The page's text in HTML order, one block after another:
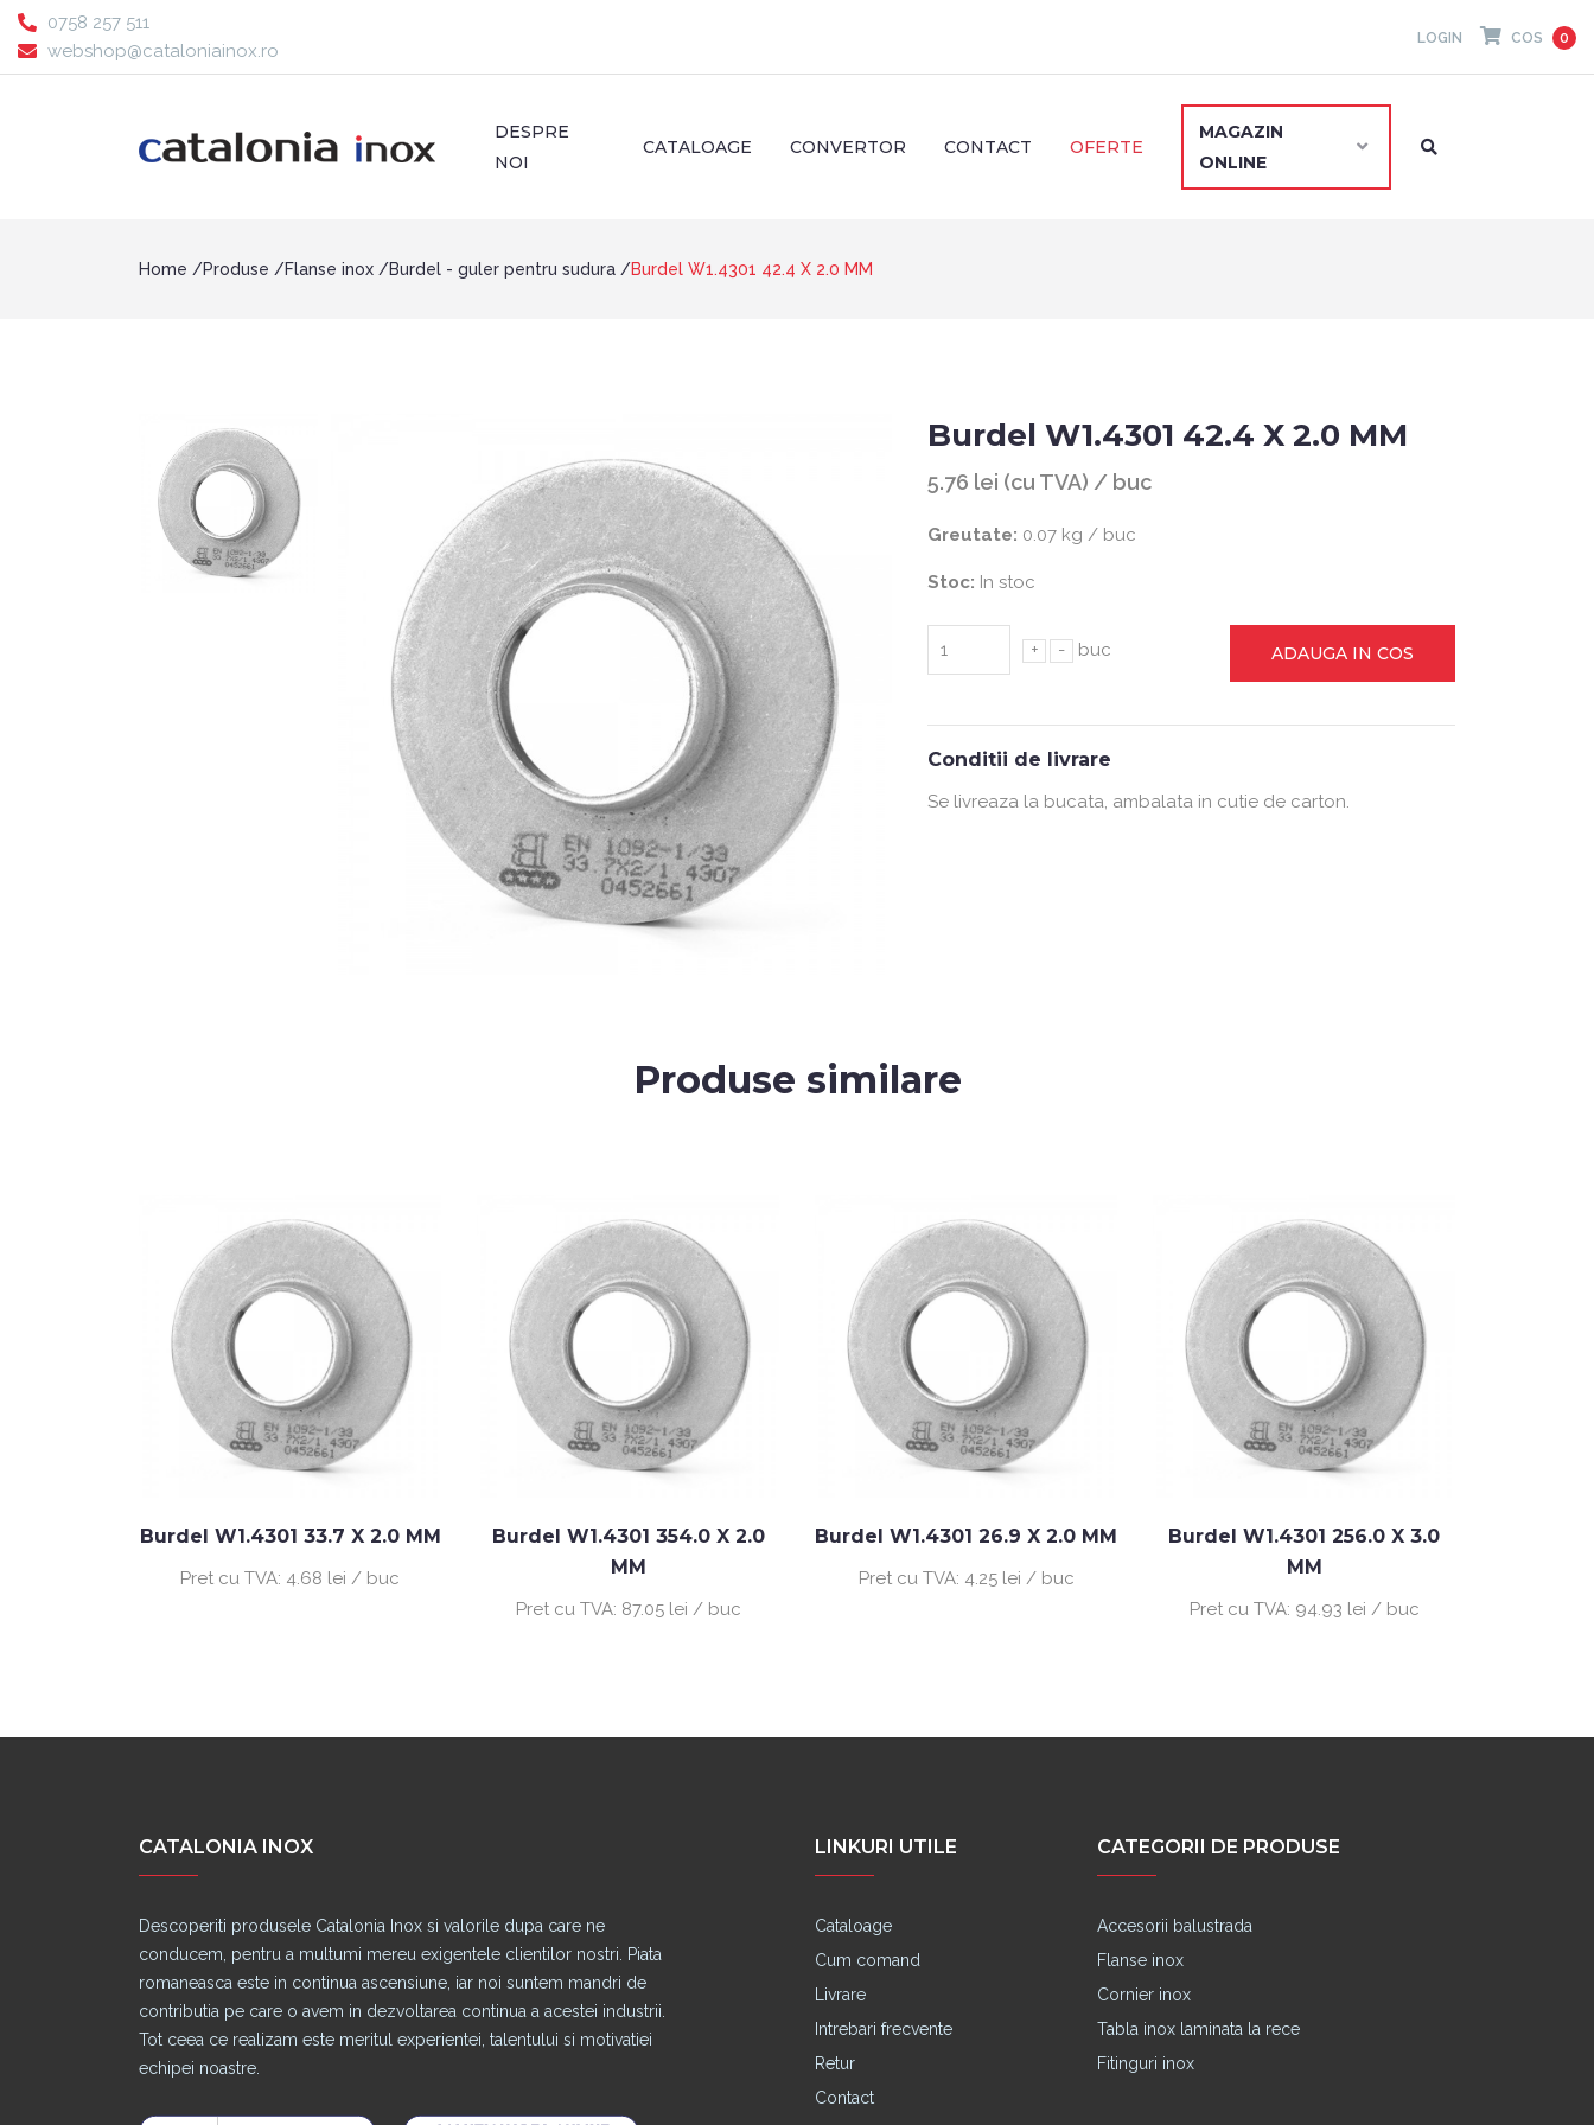
0758 257 511
webshop@cataloniainox.ro
LOGIN COS 0
DESPRE
NOI
CATALOAGE CONVERTOR CONTACT OFERTE
MAGAZIN
ONLINE
Home Produse Flanse inox Burdel - guler pentru sudura Burdel W1.4301 42.4 X 2.0 MM
Burdel W1.4301 42.4 X 2.0 MM
5.76 lei (cu TVA) / buc
Greutate: 0.07 kg / buc
Stoc: In stoc
+ - buc ADAUGA IN COS
Conditii de livrare
Se livreaza la bucata, ambalata in cutie de carton.
Produse similare
Burdel W1.4301 33.7 X 2.0 MM
Pret cu TVA: 4.68 lei / buc
Burdel W1.4301 354.0 X 2.0
MM
Pret cu TVA: 87.05 lei / buc
Burdel W1.4301 26.9 X 2.0 MM
Pret cu TVA: 4.25 lei / buc
Burdel W1.4301 256.0 X 3.0
MM
Pret cu TVA: 94.93 lei / buc
CATALONIA INOX
Descoperiti produsele Catalonia Inox si valorile dupa care ne
conducem, pentru a multumi mereu exigentele clientilor nostri. Piata
romaneasca este in continua ascensiune, iar noi suntem mandri de
contributia pe care o avem in dezvoltarea continua a acestei industrii.
Tot ceea ce realizam este meritul experientei, talentului si motivatiei
echipei noastre.
LINKURI UTILE
Cataloage
Cum comand
Livrare
Intrebari frecvente
Retur
Contact
CATEGORII DE PRODUSE
Accesorii balustrada
Flanse inox
Cornier inox
Tabla inox laminata la rece
Fitinguri inox